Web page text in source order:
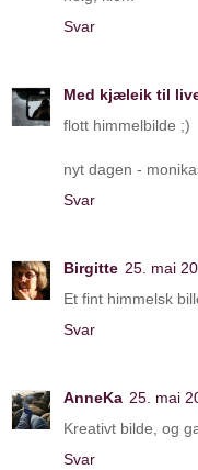
Svar
Med kjæleik til
flott himmelbilde ;)
nyt dagen -
Svar
Birgitte 25. mai
Et fint himmelsk
Svar
AnneKa 25. mai
Kreativt bilde, og
Svar